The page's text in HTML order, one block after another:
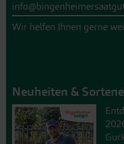
Wir helfen Ihnen gerne
Neuheiten &